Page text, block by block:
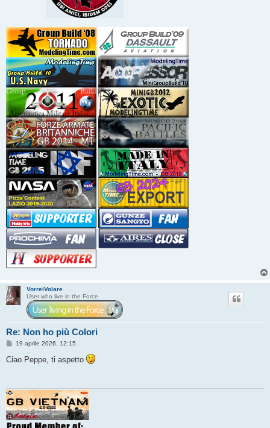
VorreiVolare
User who live in the Force
Re: Non ho più Colori
M
s
s
i
o
19 aprile 2026, 12:15
Ciao Peppe, ti aspetto